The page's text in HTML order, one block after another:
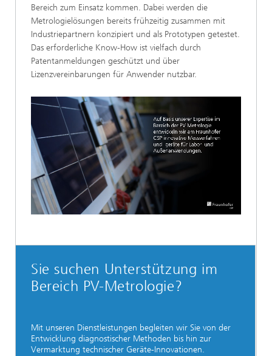
Bereich zum Einsatz kommen. Dabei werden die
Metrologielösungen bereits frühzeitig zusammen mit
Industriepartnern konzipiert und als Prototypen getestet.
Das erforderliche Know-How ist vielfach durch
Patentanmeldungen geschützt und über
Lizenzvereinbarungen für Anwender nutzbar.
Unmute Loaded:
31.46%
Sie suchen Unterstützung im
Bereich PV-Metrologie?
Mit unseren Dienstleistungen begleiten wir Sie von der
Entwicklung diagnostischer Methoden bis hin zur
Vermarktung technischer Geräte-Innovationen.